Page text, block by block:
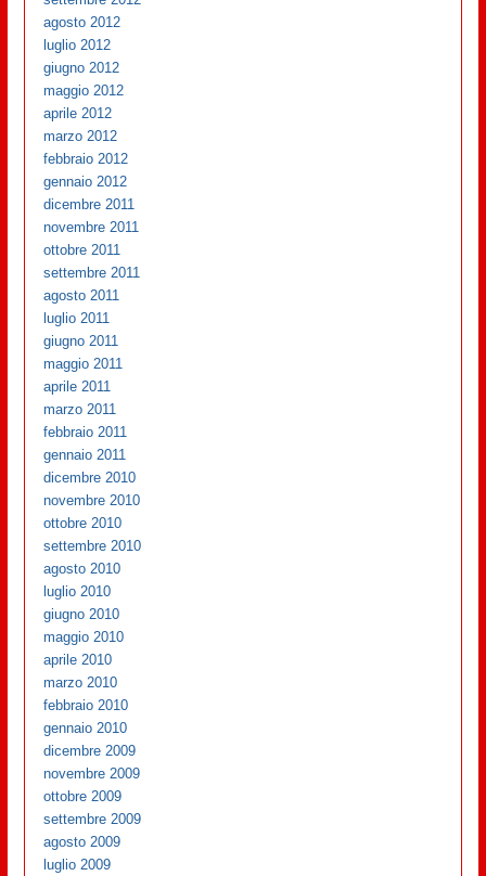
agosto 2012
luglio 2012
giugno 2012
maggio 2012
aprile 2012
marzo 2012
febbraio 2012
gennaio 2012
dicembre 2011
novembre 2011
ottobre 2011
settembre 2011
agosto 2011
luglio 2011
giugno 2011
maggio 2011
aprile 2011
marzo 2011
febbraio 2011
gennaio 2011
dicembre 2010
novembre 2010
ottobre 2010
settembre 2010
agosto 2010
luglio 2010
giugno 2010
maggio 2010
aprile 2010
marzo 2010
febbraio 2010
gennaio 2010
dicembre 2009
novembre 2009
ottobre 2009
settembre 2009
agosto 2009
luglio 2009